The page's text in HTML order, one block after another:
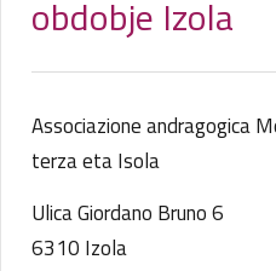
obdobje Izola
Associazione andragogica
terza eta Isola
Ulica Giordano Bruno 6
6310 Izola